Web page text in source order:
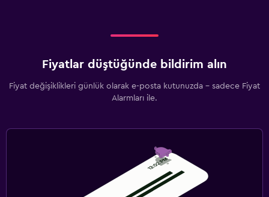
Fiyatlar düştüğünde bildirim alın
Fiyat değişiklikleri günlük olarak e-posta kutunuzda - sadece Fiyat
Alarmları ile.